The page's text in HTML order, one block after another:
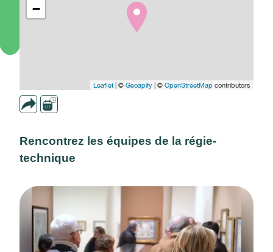
−
Leaflet| © Geoapify | © OpenStreetMap contributors
Rencontrez les équipes de la régie-
technique